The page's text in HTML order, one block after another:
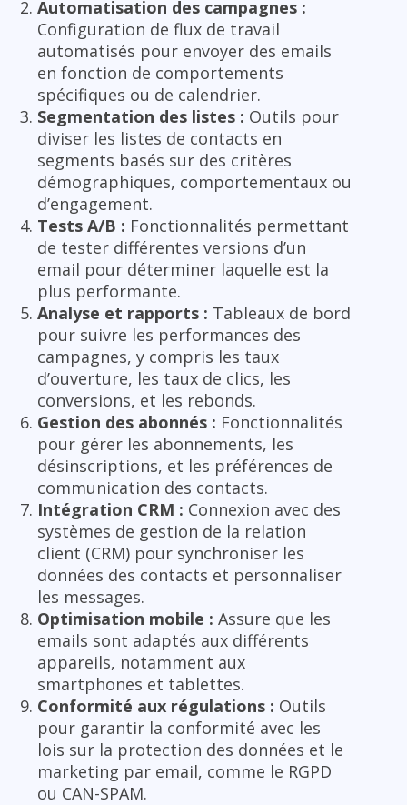
Automatisation des campagnes :
Configuration de flux de travail
automatisés pour envoyer des emails
en fonction de comportements
spécifiques ou de calendrier.
Segmentation des listes : Outils pour
diviser les listes de contacts en
segments basés sur des critères
démographiques, comportementaux ou
d’engagement.
Tests A/B : Fonctionnalités permettant
de tester différentes versions d’un
email pour déterminer laquelle est la
plus performante.
Analyse et rapports : Tableaux de bord
pour suivre les performances des
campagnes, y compris les taux
d’ouverture, les taux de clics, les
conversions, et les rebonds.
Gestion des abonnés : Fonctionnalités
pour gérer les abonnements, les
désinscriptions, et les préférences de
communication des contacts.
Intégration CRM : Connexion avec des
systèmes de gestion de la relation
client (CRM) pour synchroniser les
données des contacts et personnaliser
les messages.
Optimisation mobile : Assure que les
emails sont adaptés aux différents
appareils, notamment aux
smartphones et tablettes.
Conformité aux régulations : Outils
pour garantir la conformité avec les
lois sur la protection des données et le
marketing par email, comme le RGPD
ou CAN-SPAM.